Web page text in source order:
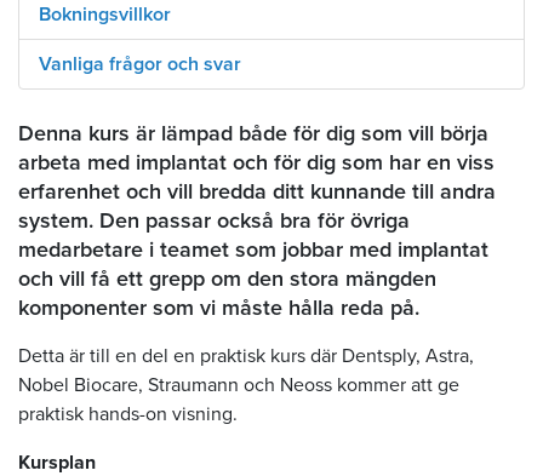
Bokningsvillkor
Vanliga frågor och svar
Denna kurs är lämpad både för dig som vill börja
arbeta med implantat och för dig som har en viss
erfarenhet och vill bredda ditt kunnande till andra
system. Den passar också bra för övriga
medarbetare i teamet som jobbar med implantat
och vill få ett grepp om den stora mängden
komponenter som vi måste hålla reda på.
Detta är till en del en praktisk kurs där Dentsply, Astra,
Nobel Biocare, Straumann och Neoss kommer att ge
praktisk hands-on visning.
Kursplan